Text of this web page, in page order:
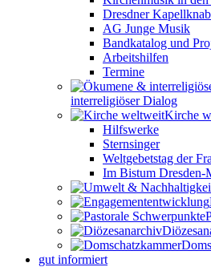
Dresdner
AG Junge Musik
Bandkatalog und
Arbeitshilfen
Termine
interreligiöser Dialog
Kirche
Hilfswerke
Sternsinger
Weltgebetstag der
Im Bistum Dresden-
gut informiert